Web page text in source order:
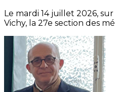
Le mardi 14 juillet 2026,
Vichy, la 27e section des